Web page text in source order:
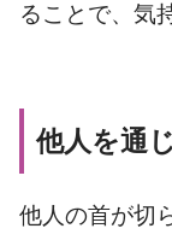
ることで、気
他人を通
他人の首が切